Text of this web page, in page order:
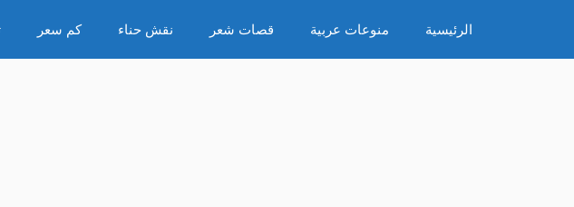
المحتوى
الرئيسية منوعات عربية قصات شعر نقش حناء كم سعر